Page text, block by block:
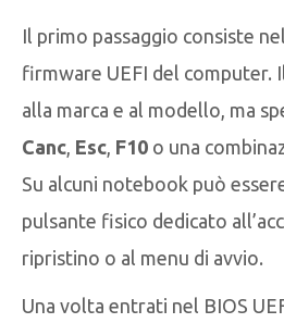
Il primo passaggio consiste
firmware UEFI del computer.
alla marca e al modello, ma
Canc Esc F10 o una
Su alcuni notebook può
pulsante fisico dedicato
ripristino o al menu di avvio.
Una volta entrati nel BIOS